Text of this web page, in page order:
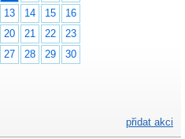
13 14 15
16
20 21 22
23
27 28 29
30
přidat akci